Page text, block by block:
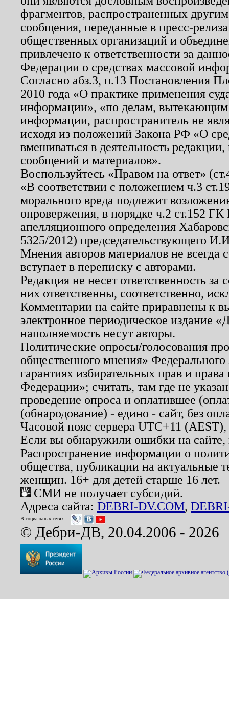
фрагментов, распространенных
сообщения, переданные в пресс-
общественных организаций и
привлечено к ответственности за
Федерации о средствах массовой
Согласно абз.3, п.13 Постановления
2010 года «О практике применения
информации», «по делам, вытекающим
информации, распространитель не
исходя из положений Закона РФ «О
вмешиваться в деятельность
сообщений и материалов».
Воспользуйтесь «Правом на ответ»
«В соответствии с положением ч.3
морального вреда подлежит
опровержения, в порядке ч.2 ст.152
апелляционного определения
5325/2012) председательствующего
Мнения авторов материалов не
вступает в переписку с авторами.
Редакция не несет ответственность
них ответственны, соответственно,
Комментарии на сайте приравнены к
электронное периодическое издание
наполняемость несут авторы.
Политические опросы/голосования
общественного мнения»
гарантиях избирательных прав и
Федерации»; считать, там где не
проведение опроса и оплатившее
(обнародование) - едино - сайт, без
Часовой пояс сервера UTC+11
Если вы обнаружили ошибки на
Распространение информации о
общества, публикации на актуальные
женщин. 16+ для детей старше 16 лет.
СМИ не получает субсидий.
Адреса сайта: DEBRI-DV.COM,
В социальных сетях:
© Дебри-ДВ, 20.04.2006 - 2026